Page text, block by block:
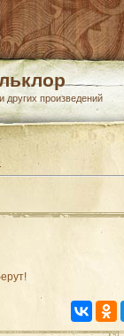
других произведений